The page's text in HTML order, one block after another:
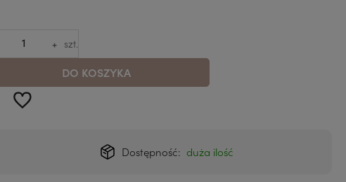
+ szt.
DO KOSZYKA
Dostępność: duża ilość